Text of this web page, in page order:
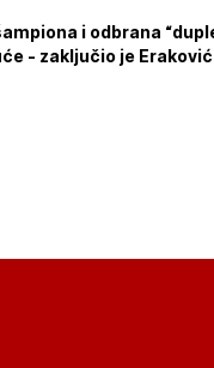
i odbrana
- zaključio je